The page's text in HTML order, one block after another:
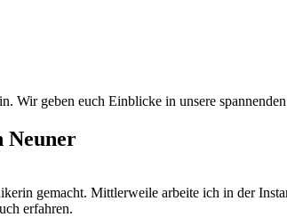
geben euch Einblicke in unsere
Neuner
gemacht. Mittlerweile arbeite ich in der
erfahren.